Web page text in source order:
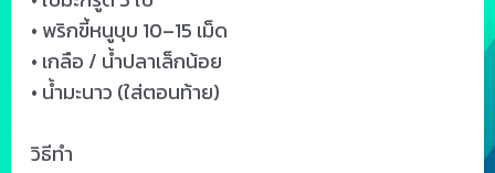
• พริกขี้หนูบุบ 10–15 เม็ด
• เกลือ / น้ำปลาเล็กน้อย
• น้ำมะนาว (ใส่ตอนท้าย)
วิธีทำ